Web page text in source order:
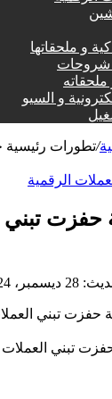
و ملحقاتها
شروحات
ملحقاته
و السيو
/تطورات رئيسية
الرقمية
تبني
2024
تبني